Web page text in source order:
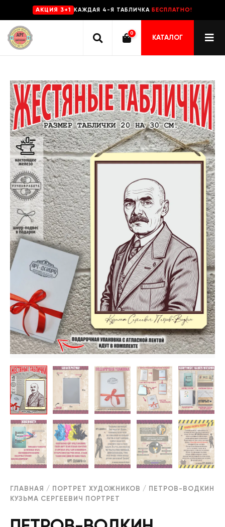
AKЦИЯ 3+1 КАЖДАЯ 4-Я ТАБЛИЧКА БЕСПЛАТНО!
0
КАТАЛОГ
ГЛАВНАЯ / ПОРТРЕТ ХУДОЖНИКОВ / ПЕТРОВ-ВОДКИН
КУЗЬМА СЕРГЕЕВИЧ ПОРТРЕТ